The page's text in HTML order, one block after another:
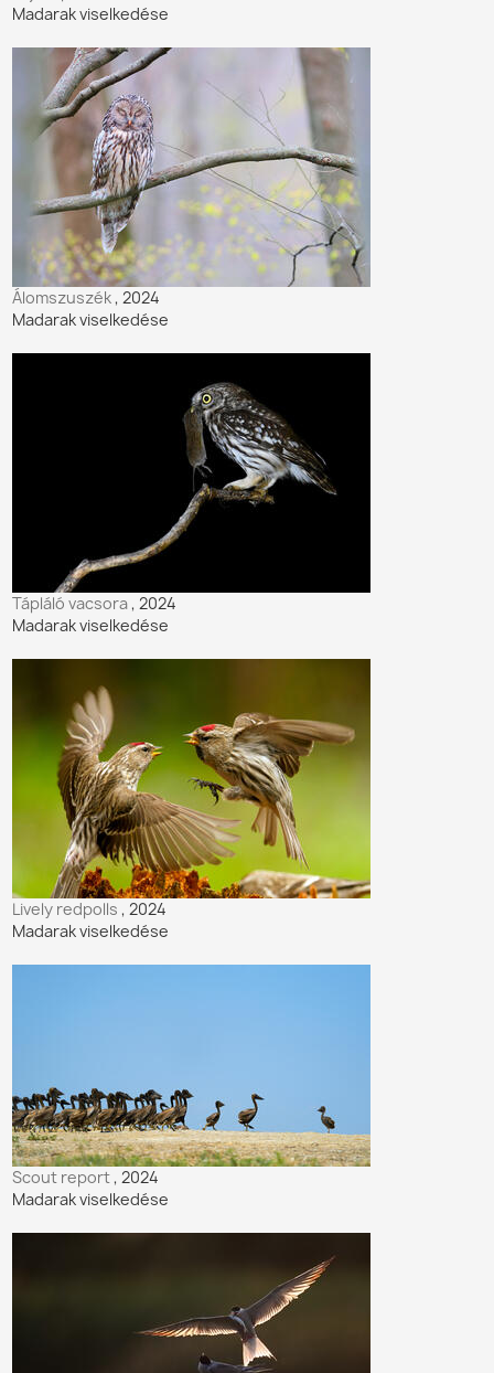
Madarak viselkedése
Álomszuszék, 2024
Madarak viselkedése
Tápláló vacsora, 2024
Madarak viselkedése
Lively redpolls, 2024
Madarak viselkedése
Scout report, 2024
Madarak viselkedése